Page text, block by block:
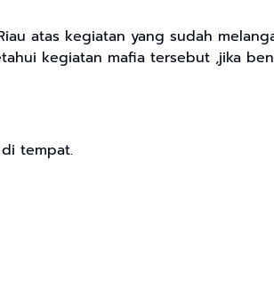
atas kegiatan yang sudah
kegiatan mafia tersebut ,jika
tempat.